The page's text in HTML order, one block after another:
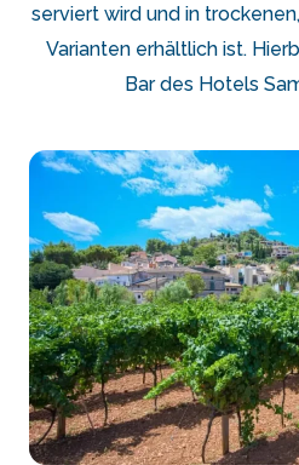
serviert wird und in
Varianten erhältlich ist.
Bar des Hotels